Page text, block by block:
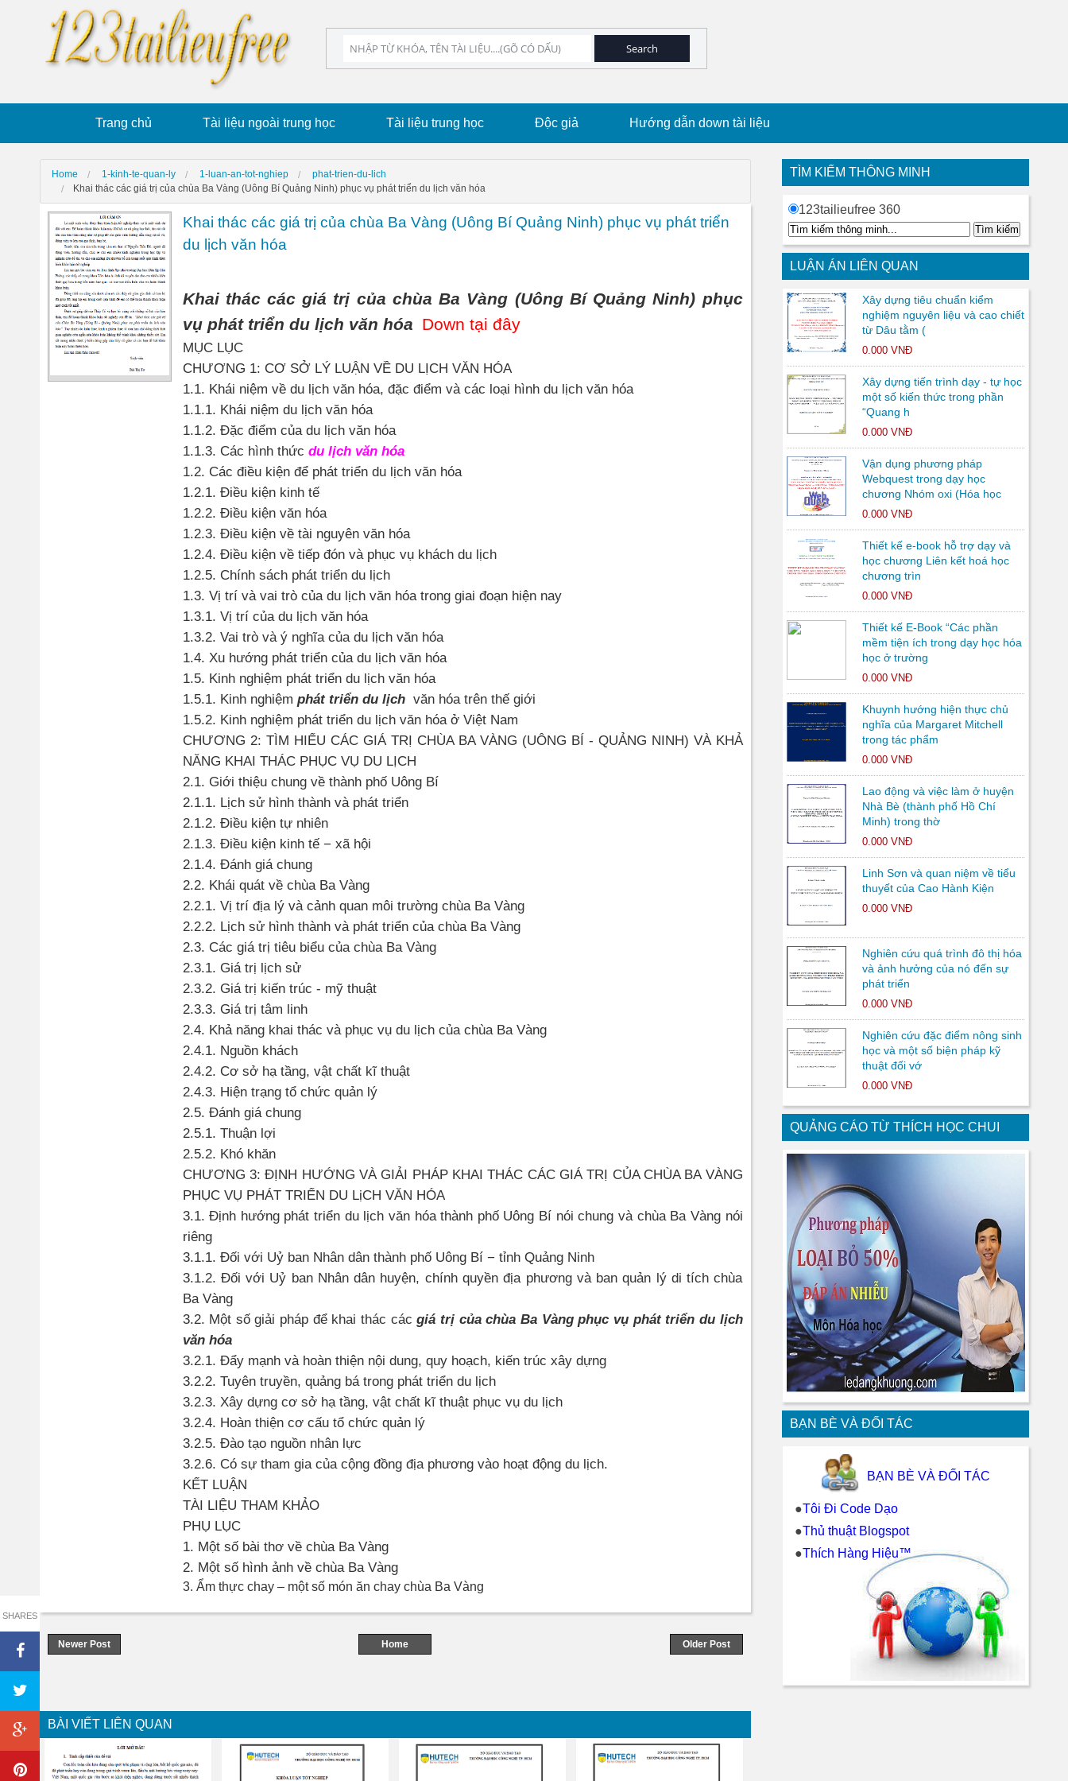
Trang chủ Tài liệu ngoài trung học Tài liệu trung học Độc giả Hướng dẫn down tài liệu
Home 1-kinh-te-quan-ly 1-luan-an-tot-nghiep
phat-trien-du-lich
Khai thác các giá trị của chùa Ba Vàng (Uông Bí Quảng Ninh) phục vụ phát triển du lịch văn hóa
SHARES
Khai thác các giá trị của chùa Ba Vàng (Uông Bí Quảng Ninh) phục vụ phát triển
du lịch văn hóa
Khai thác các giá trị của chùa Ba Vàng (Uông Bí Quảng Ninh) phục
vụ phát triển du lịch văn hóa Down tại đây
MỤC LỤC
CHƯƠNG 1: CƠ SỞ LÝ LUẬN VỀ DU LỊCH VĂN HÓA
1.1. Khái niệm về du lịch văn hóa, đặc điểm và các loại hình du lịch văn hóa
1.1.1. Khái niệm du lịch văn hóa
1.1.2. Đặc điểm của du lịch văn hóa
1.1.3. Các hình thức du lịch văn hóa
1.2. Các điều kiện để phát triển du lịch văn hóa
1.2.1. Điều kiện kinh tế
1.2.2. Điều kiện văn hóa
1.2.3. Điều kiện về tài nguyên văn hóa
1.2.4. Điều kiện về tiếp đón và phục vụ khách du lịch
1.2.5. Chính sách phát triển du lịch
1.3. Vị trí và vai trò của du lịch văn hóa trong giai đoạn hiện nay
1.3.1. Vị trí của du lịch văn hóa
1.3.2. Vai trò và ý nghĩa của du lịch văn hóa
1.4. Xu hướng phát triển của du lịch văn hóa
1.5. Kinh nghiệm phát triển du lịch văn hóa
1.5.1. Kinh nghiệm phát triển du lịch văn hóa trên thế giới
1.5.2. Kinh nghiệm phát triển du lịch văn hóa ở Việt Nam
CHƯƠNG 2: TÌM HIỂU CÁC GIÁ TRỊ CHÙA BA VÀNG (UÔNG BÍ - QUẢNG NINH) VÀ KHẢ
NĂNG KHAI THÁC PHỤC VỤ DU LỊCH
2.1. Giới thiệu chung về thành phố Uông Bí
2.1.1. Lịch sử hình thành và phát triển
2.1.2. Điều kiện tự nhiên
2.1.3. Điều kiện kinh tế − xã hội
2.1.4. Đánh giá chung
2.2. Khái quát về chùa Ba Vàng
2.2.1. Vị trí địa lý và cảnh quan môi trường chùa Ba Vàng
2.2.2. Lịch sử hình thành và phát triển của chùa Ba Vàng
2.3. Các giá trị tiêu biểu của chùa Ba Vàng
2.3.1. Giá trị lịch sử
2.3.2. Giá trị kiến trúc - mỹ thuật
2.3.3. Giá trị tâm linh
2.4. Khả năng khai thác và phục vụ du lịch của chùa Ba Vàng
2.4.1. Nguồn khách
2.4.2. Cơ sở hạ tầng, vật chất kĩ thuật
2.4.3. Hiện trạng tổ chức quản lý
2.5. Đánh giá chung
2.5.1. Thuận lợi
2.5.2. Khó khăn
CHƯƠNG 3: ĐỊNH HƯỚNG VÀ GIẢI PHÁP KHAI THÁC CÁC GIÁ TRỊ CỦA CHÙA BA VÀNG
PHỤC VỤ PHÁT TRIỂN DU LịCH VĂN HÓA
3.1. Định hướng phát triển du lịch văn hóa thành phố Uông Bí nói chung và chùa Ba Vàng nói
riêng
3.1.1. Đối với Uỷ ban Nhân dân thành phố Uông Bí − tỉnh Quảng Ninh
3.1.2. Đối với Uỷ ban Nhân dân huyện, chính quyền địa phương và ban quản lý di tích chùa
Ba Vàng
3.2. Một số giải pháp để khai thác các giá trị của chùa Ba Vàng phục vụ phát triển du lịch
văn hóa
3.2.1. Đẩy mạnh và hoàn thiện nội dung, quy hoạch, kiến trúc xây dựng
3.2.2. Tuyên truyền, quảng bá trong phát triển du lịch
3.2.3. Xây dựng cơ sở hạ tầng, vật chất kĩ thuật phục vụ du lịch
3.2.4. Hoàn thiện cơ cấu tổ chức quản lý
3.2.5. Đào tạo nguồn nhân lực
3.2.6. Có sự tham gia của cộng đồng địa phương vào hoạt động du lịch.
KẾT LUẬN
TÀI LIỆU THAM KHẢO
PHỤ LỤC
1. Một số bài thơ về chùa Ba Vàng
2. Một số hình ảnh về chùa Ba Vàng
3. Ẩm thực chay – một số món ăn chay chùa Ba Vàng
Newer Post Older Post
Home
BÀI VIẾT LIÊN QUAN
TÌM KIẾM THÔNG MINH
123tailieufree 360
LUẬN ÁN LIÊN QUAN
Xây dựng tiêu chuẩn kiểm
nghiệm nguyên liệu và cao chiết
từ Dâu tằm (
0.000 VNĐ
Xây dựng tiến trình dạy - tự học
một số kiến thức trong phần
“Quang h
0.000 VNĐ
Vận dụng phương pháp
Webquest trong dạy học
chương Nhóm oxi (Hóa học
0.000 VNĐ
Thiết kế e-book hỗ trợ dạy và
học chương Liên kết hoá học
chương trìn
0.000 VNĐ
Thiết kế E-Book “Các phần
mềm tiện ích trong dạy học hóa
học ở trường
0.000 VNĐ
Khuynh hướng hiện thực chủ
nghĩa của Margaret Mitchell
trong tác phẩm
0.000 VNĐ
Lao động và việc làm ở huyện
Nhà Bè (thành phố Hồ Chí
Minh) trong thờ
0.000 VNĐ
Linh Sơn và quan niệm về tiểu
thuyết của Cao Hành Kiện
0.000 VNĐ
Nghiên cứu quá trình đô thị hóa
và ảnh hưởng của nó đến sự
phát triển
0.000 VNĐ
Nghiên cứu đặc điểm nông sinh
học và một số biện pháp kỹ
thuật đối vớ
0.000 VNĐ
QUẢNG CÁO TỪ THÍCH HỌC CHUI
BẠN BÈ VÀ ĐỐI TÁC
BẠN BÈ VÀ ĐỐI TÁC
●Tôi Đi Code Dạo
●Thủ thuật Blogspot
●Thích Hàng Hiệu™